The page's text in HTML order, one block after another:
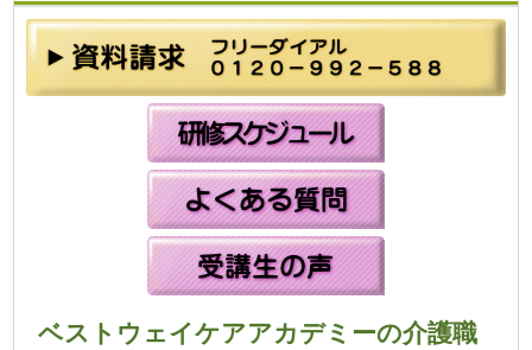
ベストウェイケアアカデミーの介護職